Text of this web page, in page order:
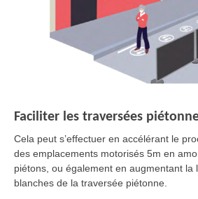
Faciliter les traversées
Cela peut s’effectuer en accélérant le
des emplacements motorisés 5m en
piétons, ou également en augmentant la
blanches de la traversée piétonne.